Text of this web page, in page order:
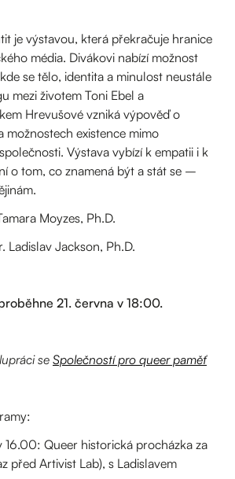
je výstavou, která překračuje hranice
média. Divákovi nabízí možnost
se tělo, identita a minulost neustále
mezi životem Toni Ebel a
Hrevušové vzniká výpověď o
možnostech existence mimo
Výstava vybízí k empatii i k
o tom, co znamená být a stát se –
Moyzes, Ph.D.
Ladislav Jackson, Ph.D.
21. června v 18:00.
se Společností pro queer paměť
Queer historická procházka za
před Artivist Lab), s Ladislavem